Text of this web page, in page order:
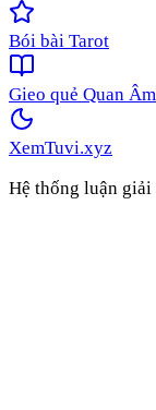
Bói bài Tarot
Gieo quẻ Quan Âm
XemTuvi.xyz
Hệ thống luận giải